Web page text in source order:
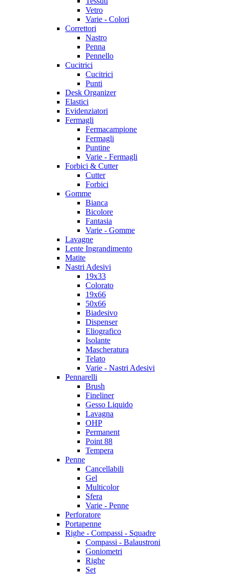
Vetro
Varie - Colori
Correttori
Nastro
Penna
Pennello
Cucitrici
Cucitrici
Punti
Desk Organizer
Elastici
Evidenziatori
Fermagli
Fermacampione
Fermagli
Puntine
Varie - Fermagli
Forbici & Cutter
Cutter
Forbici
Gomme
Bianca
Bicolore
Fantasia
Varie - Gomme
Lavagne
Lente Ingrandimento
Matite
Nastri Adesivi
19x33
Colorato
19x66
50x66
Biadesivo
Dispenser
Eliografico
Isolante
Mascheratura
Telato
Varie - Nastri Adesivi
Pennarelli
Brush
Fineliner
Gesso Liquido
Lavagna
OHP
Permanent
Point 88
Tempera
Penne
Cancellabili
Gel
Multicolor
Sfera
Varie - Penne
Perforatore
Portapenne
Righe - Compassi - Squadre
Compassi - Balaustroni
Goniometri
Righe
Set